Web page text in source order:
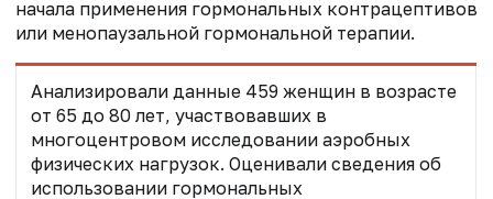
начала применения гормональных контрацептивов
или менопаузальной гормональной терапии.
Анализировали данные 459 женщин в возрасте
от 65 до 80 лет, участвовавших в
многоцентровом исследовании аэробных
физических нагрузок. Оценивали сведения об
использовании гормональных